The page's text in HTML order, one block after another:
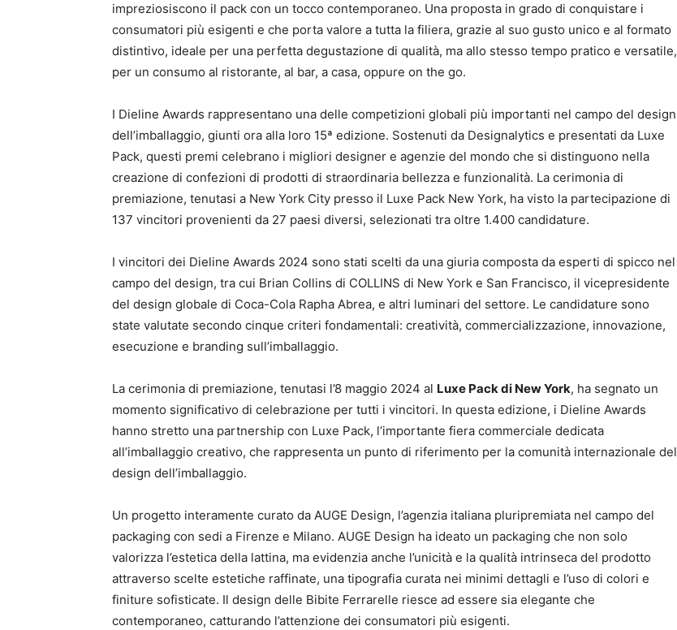
impreziosiscono il pack con un tocco contemporaneo. Una proposta in grado di conquistare i
consumatori più esigenti e che porta valore a tutta la filiera, grazie al suo gusto unico e al formato
distintivo, ideale per una perfetta degustazione di qualità, ma allo stesso tempo pratico e versatile,
per un consumo al ristorante, al bar, a casa, oppure on the go.
I Dieline Awards rappresentano una delle competizioni globali più importanti nel campo del design
dell’imballaggio, giunti ora alla loro 15ª edizione. Sostenuti da Designalytics e presentati da Luxe
Pack, questi premi celebrano i migliori designer e agenzie del mondo che si distinguono nella
creazione di confezioni di prodotti di straordinaria bellezza e funzionalità. La cerimonia di
premiazione, tenutasi a New York City presso il Luxe Pack New York, ha visto la partecipazione di
137 vincitori provenienti da 27 paesi diversi, selezionati tra oltre 1.400 candidature.
I vincitori dei Dieline Awards 2024 sono stati scelti da una giuria composta da esperti di spicco nel
campo del design, tra cui Brian Collins di COLLINS di New York e San Francisco, il vicepresidente
del design globale di Coca-Cola Rapha Abrea, e altri luminari del settore. Le candidature sono
state valutate secondo cinque criteri fondamentali: creatività, commercializzazione, innovazione,
esecuzione e branding sull’imballaggio.
La cerimonia di premiazione, tenutasi l’8 maggio 2024 al Luxe Pack di New York, ha segnato un
momento significativo di celebrazione per tutti i vincitori. In questa edizione, i Dieline Awards
hanno stretto una partnership con Luxe Pack, l’importante fiera commerciale dedicata
all’imballaggio creativo, che rappresenta un punto di riferimento per la comunità internazionale del
design dell’imballaggio.
Un progetto interamente curato da AUGE Design, l’agenzia italiana pluripremiata nel campo del
packaging con sedi a Firenze e Milano. AUGE Design ha ideato un packaging che non solo
valorizza l’estetica della lattina, ma evidenzia anche l’unicità e la qualità intrinseca del prodotto
attraverso scelte estetiche raffinate, una tipografia curata nei minimi dettagli e l’uso di colori e
finiture sofisticate. Il design delle Bibite Ferrarelle riesce ad essere sia elegante che
contemporaneo, catturando l’attenzione dei consumatori più esigenti.